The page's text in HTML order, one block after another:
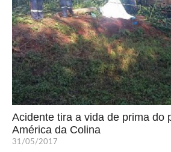
Acidente tira a vida de prima do
América da Colina
31/05/2017